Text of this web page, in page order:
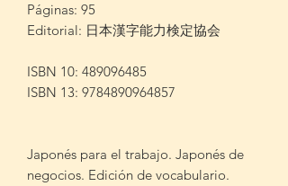
Páginas: 95
Editorial: 日本漢字能力検定協会
ISBN 10: 489096485
ISBN 13: 9784890964857
Japonés para el trabajo. Japonés de
negocios. Edición de vocabulario.